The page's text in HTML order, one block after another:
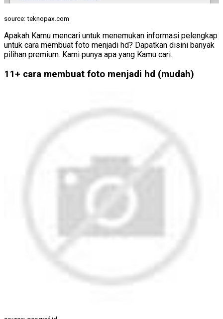
source: teknopax.com
Apakah Kamu mencari untuk menemukan informasi pelengkap
untuk cara membuat foto menjadi hd? Dapatkan disini banyak
pilihan premium. Kami punya apa yang Kamu cari.
11+ cara membuat foto menjadi hd (mudah)